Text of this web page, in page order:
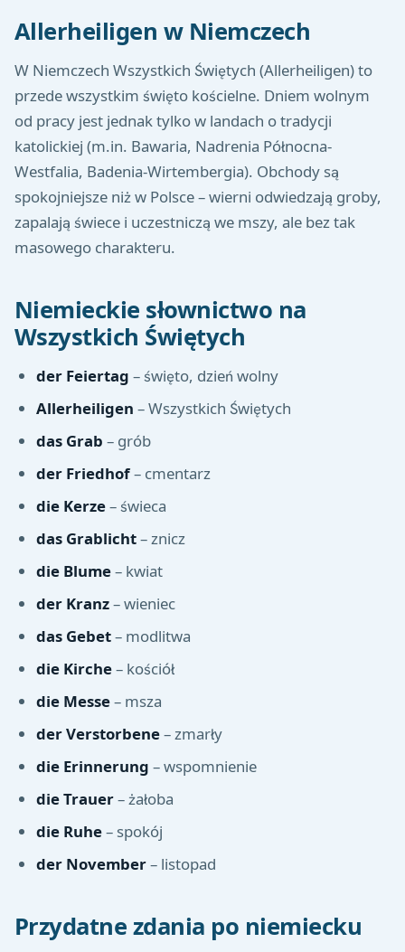
Allerheiligen w Niemczech
W Niemczech Wszystkich Świętych (Allerheiligen) to
przede wszystkim święto kościelne. Dniem wolnym
od pracy jest jednak tylko w landach o tradycji
katolickiej (m.in. Bawaria, Nadrenia Północna-
Westfalia, Badenia-Wirtembergia). Obchody są
spokojniejsze niż w Polsce – wierni odwiedzają groby,
zapalają świece i uczestniczą we mszy, ale bez tak
masowego charakteru.
Niemieckie słownictwo na
Wszystkich Świętych
der Feiertag – święto, dzień wolny
Allerheiligen – Wszystkich Świętych
das Grab – grób
der Friedhof– cmentarz
die Kerze– świeca
das Grablicht– znicz
die Blume– kwiat
der Kranz– wieniec
das Gebet– modlitwa
die Kirche– kościół
die Messe– msza
der Verstorbene– zmarły
die Erinnerung – wspomnienie
die Trauer– żałoba
die Ruhe– spokój
der November– listopad
Przydatne zdania po niemiecku